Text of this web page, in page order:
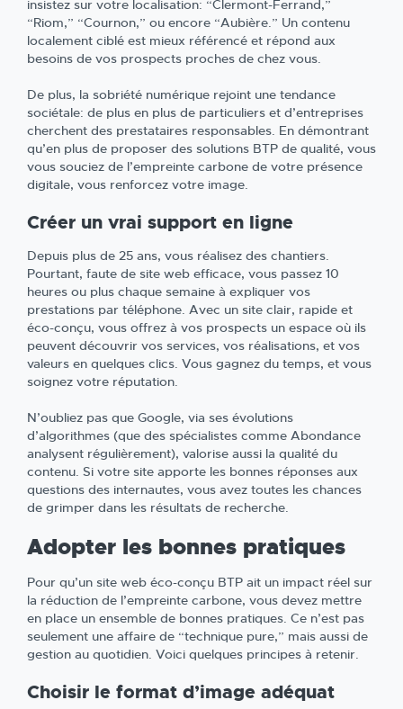
insistez sur votre localisation: “Clermont-Ferrand,”
“Riom,” “Cournon,” ou encore “Aubière.” Un contenu
localement ciblé est mieux référencé et répond aux
besoins de vos prospects proches de chez vous.
De plus, la sobriété numérique rejoint une tendance
sociétale: de plus en plus de particuliers et d’entreprises
cherchent des prestataires responsables. En démontrant
qu’en plus de proposer des solutions BTP de qualité, vous
vous souciez de l’empreinte carbone de votre présence
digitale, vous renforcez votre image.
Créer un vrai support en ligne
Depuis plus de 25 ans, vous réalisez des chantiers.
Pourtant, faute de site web efficace, vous passez 10
heures ou plus chaque semaine à expliquer vos
prestations par téléphone. Avec un site clair, rapide et
éco-conçu, vous offrez à vos prospects un espace où ils
peuvent découvrir vos services, vos réalisations, et vos
valeurs en quelques clics. Vous gagnez du temps, et vous
soignez votre réputation.
N’oubliez pas que Google, via ses évolutions
d’algorithmes (que des spécialistes comme Abondance
analysent régulièrement), valorise aussi la qualité du
contenu. Si votre site apporte les bonnes réponses aux
questions des internautes, vous avez toutes les chances
de grimper dans les résultats de recherche.
Adopter les bonnes pratiques
Pour qu’un site web éco-conçu BTP ait un impact réel sur
la réduction de l’empreinte carbone, vous devez mettre
en place un ensemble de bonnes pratiques. Ce n’est pas
seulement une affaire de “technique pure,” mais aussi de
gestion au quotidien. Voici quelques principes à retenir.
Choisir le format d’image adéquat